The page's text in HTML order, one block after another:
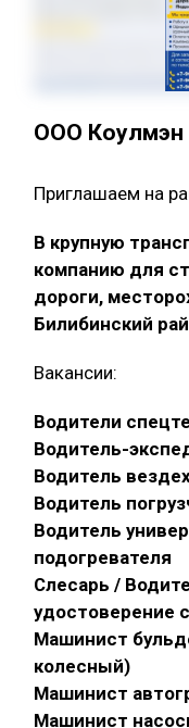
ООО Коулмэн
Приглашаем на
В крупную
компанию для
дороги,
Билибинский
Вакансии:
Водители
Водитель-
Водитель
Водитель
Водитель
подогревателя
Слесарь /
удостоверение
Машинист
колесный)
Машинист
Машинист